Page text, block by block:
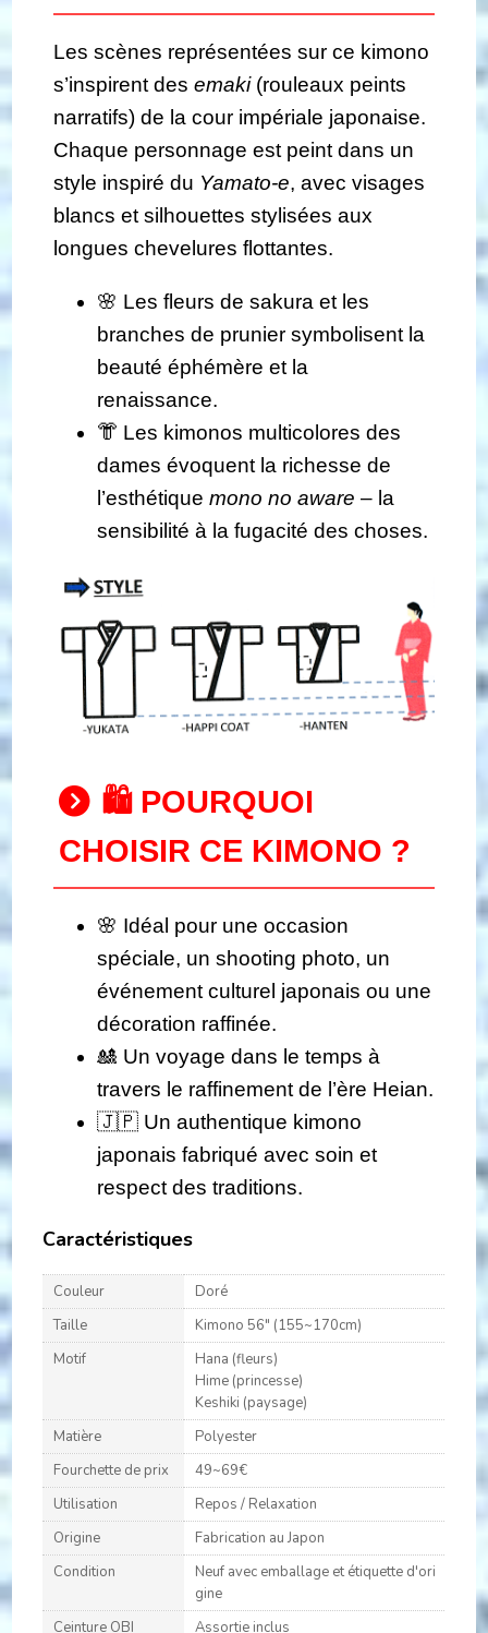
Les scènes représentées sur ce kimono
s’inspirent desemaki(rouleaux peints
narratifs) de la cour impériale japonaise.
Chaque personnage est peint dans un
style inspiré du Yamato-e, avec visages
blancs et silhouettes stylisées aux
longues chevelures flottantes.
🌸 Les fleurs de sakura et les
branches de prunier symbolisent la
beauté éphémère et la
renaissance.
👘 Les kimonos multicolores des
dames évoquent la richesse de
l’esthétiquemono no aware – la
sensibilité à la fugacité des choses.
🛍️ POURQUOI
CHOISIR CE KIMONO ?
🌸 Idéal pour une occasion
spéciale, un shooting photo, un
événement culturel japonais ou une
décoration raffinée.
🎎 Un voyage dans le temps à
travers le raffinement de l’ère Heian.
🇯🇵 Un authentique kimono
japonais fabriqué avec soin et
respect des traditions.
Caractéristiques
Couleur
Doré
Taille
Kimono 56" (155~170cm)
Motif
Hana (fleurs)
Hime (princesse)
Keshiki (paysage)
Matière
Polyester
Fourchette de prix
49~69€
Utilisation
Repos / Relaxation
Origine
Fabrication au Japon
Condition
Neuf avec emballage et étiquette d'ori
gine
Ceinture OBI
Assortie inclus